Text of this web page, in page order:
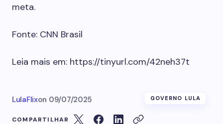
meta.
Fonte: CNN Brasil
Leia mais em: https://tinyurl.com/42neh37t
LulaFlixon 09/07/2025 GOVERNO LULA
COMPARTILHAR